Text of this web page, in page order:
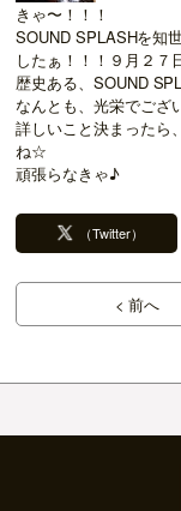
きゃ〜！！！
SOUND SPLASHを知
したぁ！！！９月２７
歴史ある、SOUND
なんとも、光栄でござ
詳しいこと決まったら
ね☆
頑張らなきゃ♪
（Twitter）
< 前へ